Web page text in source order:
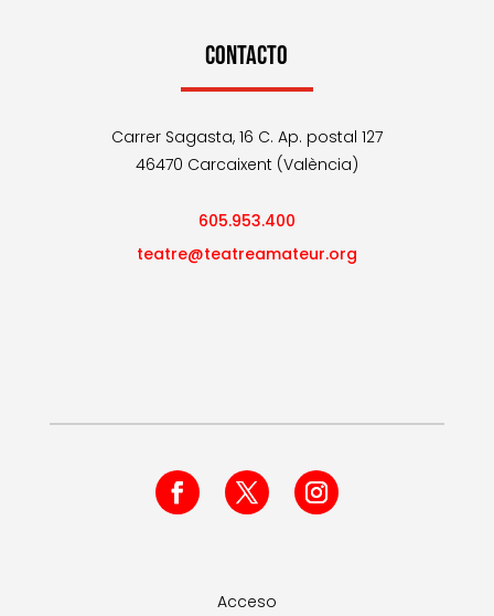
CONTACTO
Carrer Sagasta, 16 C. Ap. postal 127
46470 Carcaixent (València)
605.953.400
teatre@teatreamateur.org
Acceso